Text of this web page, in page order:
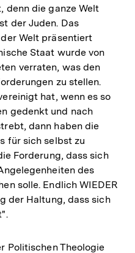
denn die ganze Welt
der Juden. Das
Welt präsentiert
Staat wurde von
verraten, was den
zu stellen.
hat, wenn es so
gedenkt und nach
dann haben die
für sich selbst zu
Forderung, dass sich
des
solle. Endlich WIEDER
der Haltung, dass sich
Politischen Theologie